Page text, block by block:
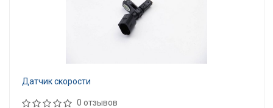
Датчик скорости
0 отзывов